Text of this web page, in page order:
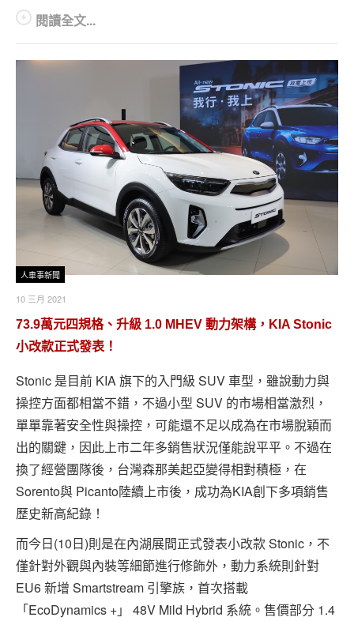
閱讀全文...
人車事新聞
10 三月 2021
73.9萬元四規格、升級 1.0 MHEV 動力架構，KIA Stonic
小改款正式發表！
Stonic 是目前 KIA 旗下的入門級 SUV 車型，雖說動力與
操控方面都相當不錯，不過小型 SUV 的市場相當激烈，
單單靠著安全性與操控，可能還不足以成為在市場脫穎而
出的關鍵，因此上市二年多銷售狀況僅能說平平。不過在
換了經營團隊後，台灣森那美起亞變得相對積極，在
Sorento與 Picanto陸續上市後，成功為KIA創下多項銷售
歷史新高紀錄！
而今日(10日)則是在內湖展間正式發表小改款 Stonic，不
僅針對外觀與內裝等細節進行修飾外，動力系統則針對
EU6 新增 Smartstream 引擎族，首次搭載
「EcoDynamics +」 48V Mild Hybrid 系統。售價部分 1.4